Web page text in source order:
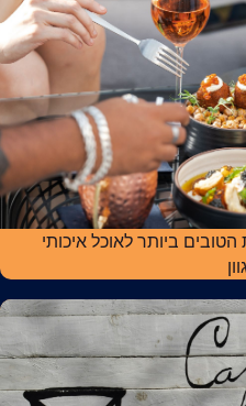
ביותר לאוכל איכותי